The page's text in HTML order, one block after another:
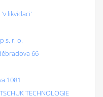
likvidaci'
s. r. o.
66
1081
TECHNOLOGIE